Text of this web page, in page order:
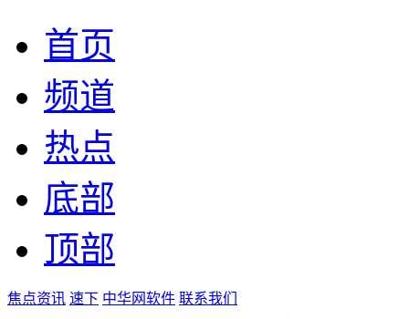
首页
频道
热点
底部
顶部
焦点资讯 速下 中华网软件 联系我们